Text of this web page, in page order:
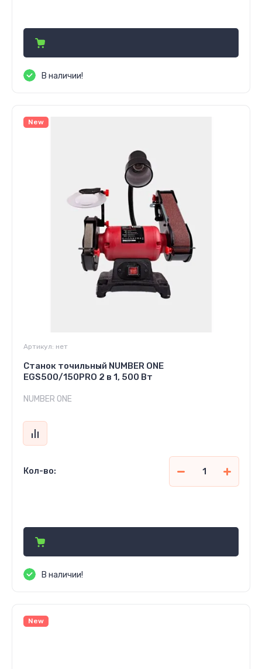
В наличии!
New
Артикул: нет
Станок точильный NUMBER ONE
EGS500/150PRO 2 в 1, 500 Вт
NUMBER ONE
Кол-во:
В наличии!
New